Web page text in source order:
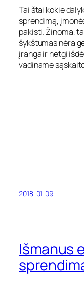
Tai štai kokie
sprendimą,
pakisti. Žinoma,
šykštumas nėra
įranga ir netgi
vadiname
2018-01-09
Išmanus